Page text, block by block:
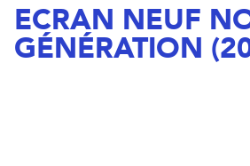
ECRAN NEUF
GÉNÉRATION